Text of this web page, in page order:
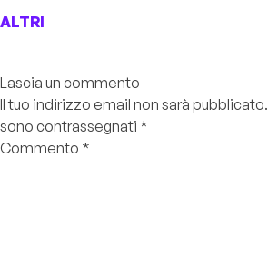
ALTRI
Lascia un commento
Il tuo indirizzo email non sarà pubblicato.
sono contrassegnati *
Commento *